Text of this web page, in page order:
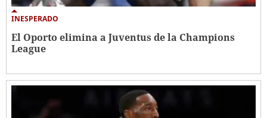
INESPERADO
El Oporto elimina a Juventus de la Champions
League